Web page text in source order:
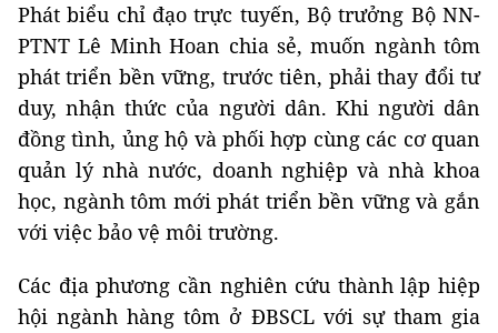
Phát biểu chỉ đạo trực tuyến, Bộ trưởng Bộ NN-
PTNT Lê Minh Hoan chia sẻ, muốn ngành tôm
phát triển bền vững, trước tiên, phải thay đổi tư
duy, nhận thức của người dân. Khi người dân
đồng tình, ủng hộ và phối hợp cùng các cơ quan
quản lý nhà nước, doanh nghiệp và nhà khoa
học, ngành tôm mới phát triển bền vững và gắn
với việc bảo vệ môi trường.
Các địa phương cần nghiên cứu thành lập hiệp
hội ngành hàng tôm ở ĐBSCL với sự tham gia